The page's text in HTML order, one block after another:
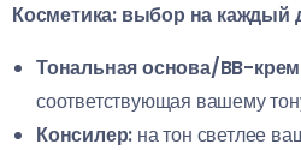
Косметика: выбор на каждый
Тональная основа/BB-
соответствующая вашему
Консилер: на тон светлее